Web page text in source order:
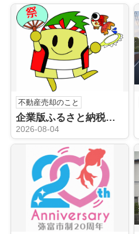
不動産売却のこと
企業版ふるさと納税（稲沢市）
2026-08-04